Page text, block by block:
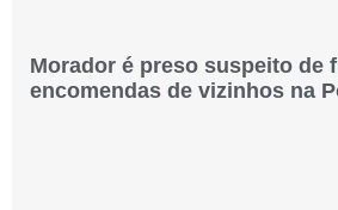
Morador é preso suspeito de
encomendas de vizinhos na